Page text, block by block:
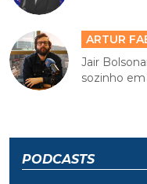
ARTUR
Jair
sozinho em
PODCASTS